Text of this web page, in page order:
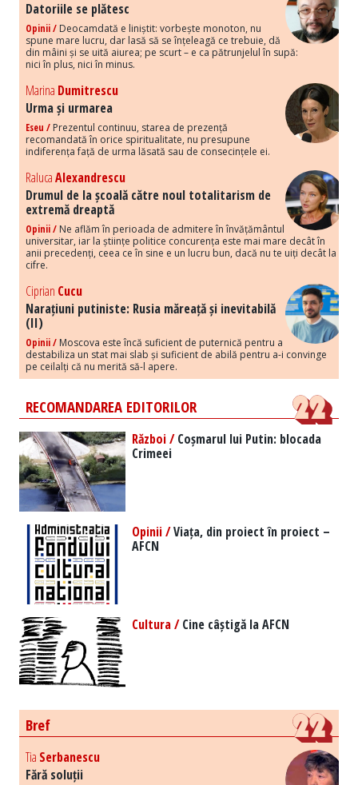
Datoriile se plătesc
Opinii / Deocamdată e liniștit: vorbește monoton, nu
spune mare lucru, dar lasă să se înțeleagă ce trebuie, dă
din mâini și se uită aiurea; pe scurt – e ca pătrunjelul în supă:
nici în plus, nici în minus.
Marina Dumitrescu
Urma și urmarea
Eseu / Prezentul continuu, starea de prezență
recomandată în orice spiritualitate, nu presupune
indiferența față de urma lăsată sau de consecințele ei.
RalucaAlexandrescu
Drumul de la școală către noul totalitarism de
extremă dreaptă
Opinii / Ne aflăm în perioada de admitere în învățământul
universitar, iar la științe politice concurența este mai mare decât în
anii precedenți, ceea ce în sine e un lucru bun, dacă nu te uiți decât la
cifre.
Ciprian Cucu
Narațiuni putiniste: Rusia măreață și inevitabilă
(II)
Opinii / Moscova este încă suficient de puternică pentru a
destabiliza un stat mai slab și suficient de abilă pentru a-i convinge
pe ceilalți că nu merită să-l apere.
RECOMANDAREA EDITORILOR
Război /Coșmarul lui Putin: blocada
Crimeei
Opinii /Viața, din proiect în proiect –
AFCN
Cultura /Cine câștigă la AFCN
Bref
Tia Serbanescu
Fără soluții